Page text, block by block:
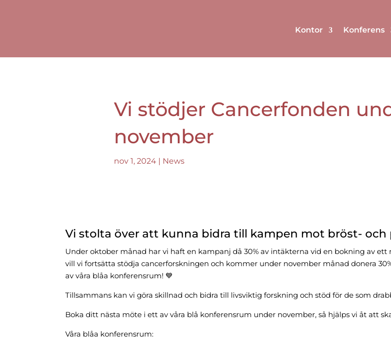
Kontor Konferens
Vi stödjer Cancerfonden
november
nov 1, 2024 | News
Vi stolta över att kunna bidra till kampen mot bröst- och
Under oktober månad har vi haft en kampanj då 30% av intäkterna vid en bokning av
vill vi fortsätta stödja cancerforskningen och kommer under november månad donera
av våra blåa konferensrum! 💙
Tillsammans kan vi göra skillnad och bidra till livsviktig forskning och stöd för de som
Boka ditt nästa möte i ett av våra blå konferensrum under november, så hjälps vi åt att
Våra blåa konferensrum: